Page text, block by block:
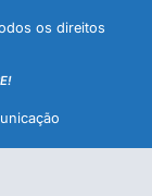
os direitos